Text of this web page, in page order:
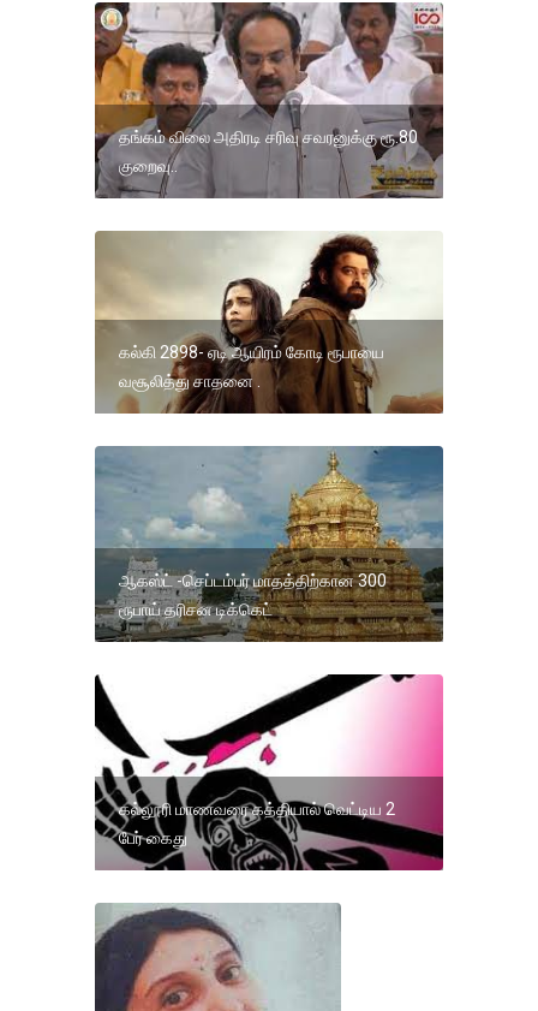
தங்கம் விலை அதிரடி சரிவு சவரனுக்கு ரூ.80
குறைவு..
கல்கி 2898- ஏடி ஆயிரம் கோடி ரூபாயை
வசூலித்து சாதனை .
ஆகஸ்ட் -செப்டம்பர் மாதத்திற்கான 300
ரூபாய் தரிசன டிக்கெட்
கல்லூரி மாணவரை கத்தியால் வெட்டிய 2
பேர் கைது